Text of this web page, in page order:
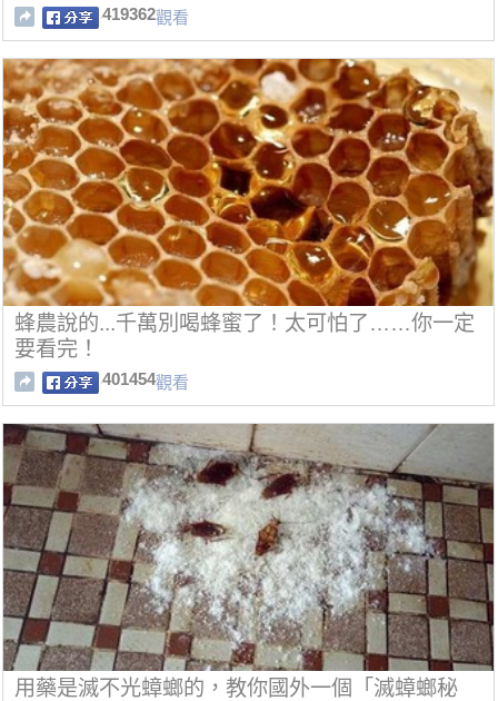
419362觀看
蜂農說的...千萬別喝蜂蜜了！太可怕了……你一定
要看完！
401454觀看
用藥是滅不光蟑螂的，教你國外一個「滅蟑螂秘